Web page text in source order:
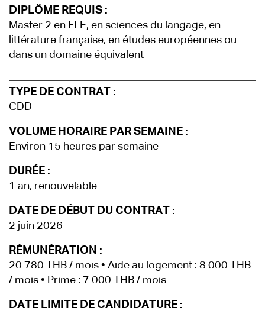
DIPLÔME REQUIS :
Master 2 en FLE, en sciences du langage, en
littérature française, en études européennes ou
dans un domaine équivalent
TYPE DE CONTRAT :
CDD
VOLUME HORAIRE PAR SEMAINE :
Environ 15 heures par semaine
DURÉE :
1 an, renouvelable
DATE DE DÉBUT DU CONTRAT :
2 juin 2026
RÉMUNÉRATION :
20 780 THB / mois • Aide au logement : 8 000 THB
/ mois • Prime : 7 000 THB / mois
DATE LIMITE DE CANDIDATURE :